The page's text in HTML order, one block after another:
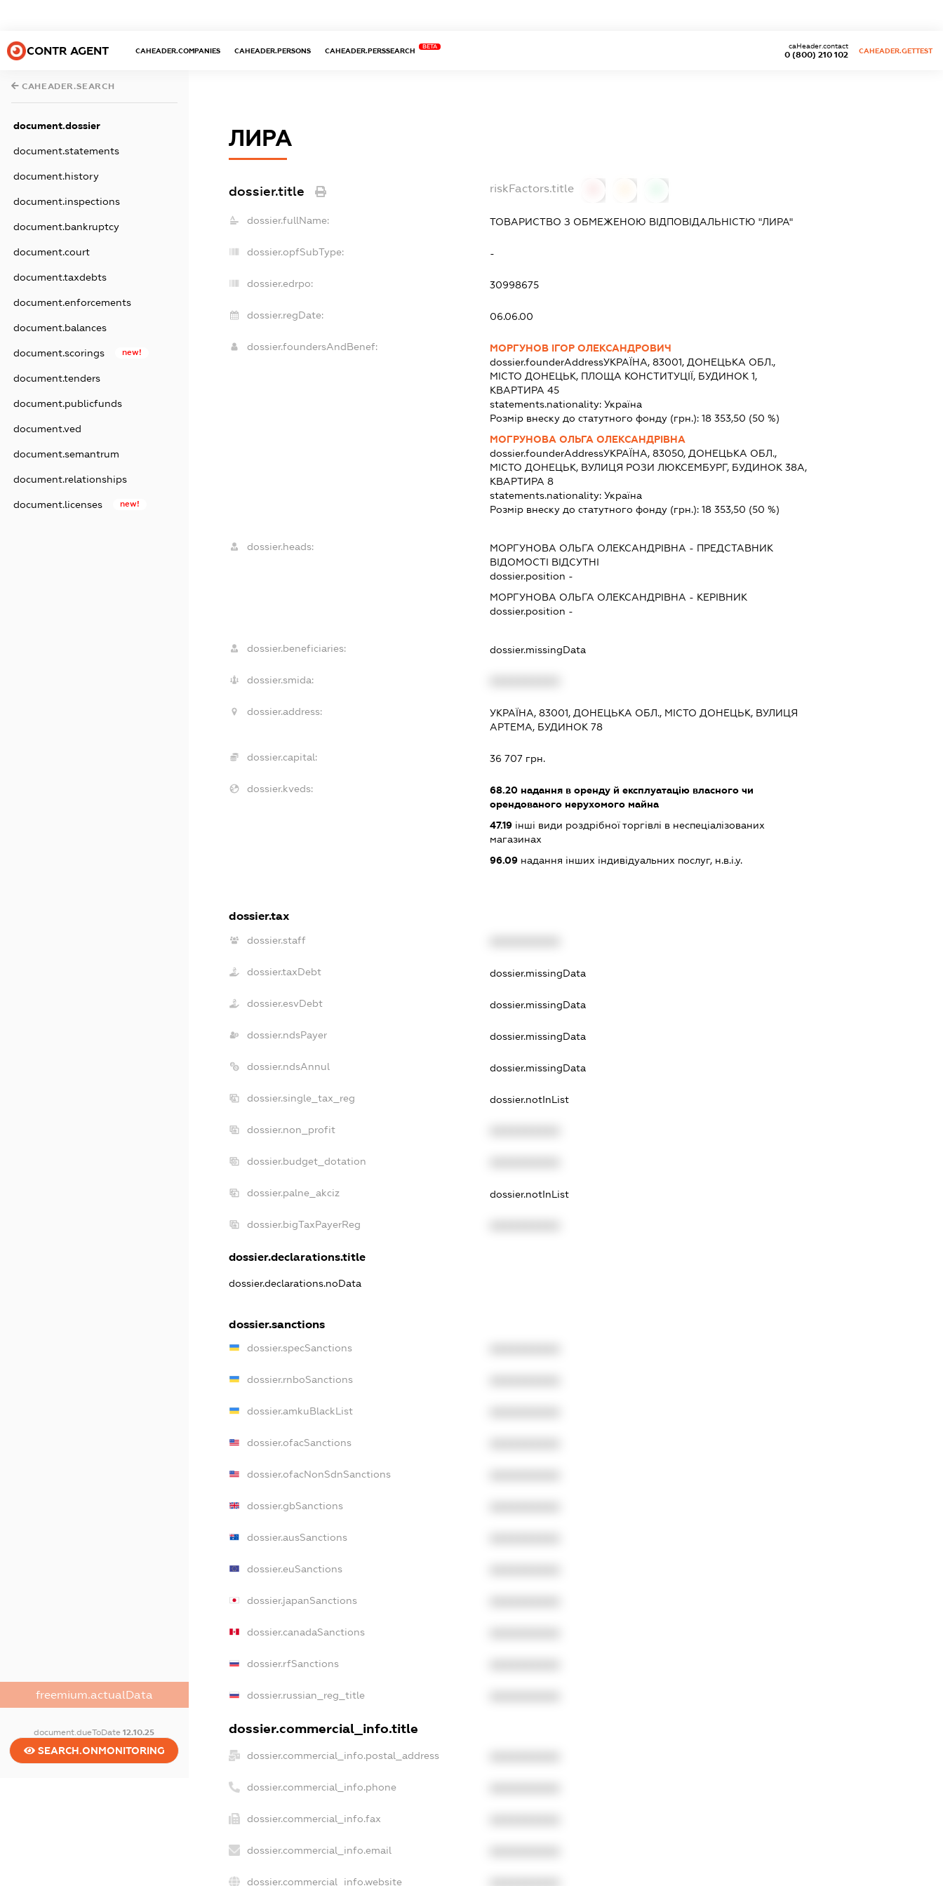
CONTR AGENT CAHEADER.COMPANIES CAHEADER.PERSONS CAHEADER.PERSSEARCH
BETA
0 (800) 210 102
caHeader.contact
CAHEADER.GETTEST
CAHEADER.SEARCH
document.dossier
document.statements
document.history
document.inspections
document.bankruptcy
document.court
document.taxdebts
document.enforcements
document.balances
document.scorings new!
document.tenders
document.publicfunds
document.ved
document.semantrum
document.relationships
document.licenses new!
freemium.actualData
document.dueToDate12.10.25
SEARCH.ONMONITORING
ЛИРА
dossier.title riskFactors.title
dossier.fullName: ТОВАРИСТВО З ОБМЕЖЕНОЮ ВІДПОВІДАЛЬНІСТЮ "ЛИРА"
dossier.opfSubType: -
dossier.edrpo: 30998675
dossier.regDate: 06.06.00
dossier.foundersAndBenef:
МОРГУНОВ ІГОР ОЛЕКСАНДРОВИЧ
dossier.founderAddressУКРАЇНА, 83001, ДОНЕЦЬКА ОБЛ.,
МІСТО ДОНЕЦЬК, ПЛОЩА КОНСТИТУЦІЇ, БУДИНОК 1,
КВАРТИРА 45
statements.nationality: Україна
Розмір внеску до статутного фонду (грн.): 18 353,50 (50 %)
МОГРУНОВА ОЛЬГА ОЛЕКСАНДРІВНА
dossier.founderAddressУКРАЇНА, 83050, ДОНЕЦЬКА ОБЛ.,
МІСТО ДОНЕЦЬК, ВУЛИЦЯ РОЗИ ЛЮКСЕМБУРГ, БУДИНОК 38А,
КВАРТИРА 8
statements.nationality: Україна
Розмір внеску до статутного фонду (грн.): 18 353,50 (50 %)
dossier.heads: МОРГУНОВА ОЛЬГА ОЛЕКСАНДРІВНА - ПРЕДСТАВНИК
ВІДОМОСТІ ВІДСУТНІ
dossier.position -
МОРГУНОВА ОЛЬГА ОЛЕКСАНДРІВНА - КЕРІВНИК
dossier.position -
dossier.beneficiaries: dossier.missingData
dossier.smida:
dossier.address:
УКРАЇНА, 83001, ДОНЕЦЬКА ОБЛ., МІСТО ДОНЕЦЬК, ВУЛИЦЯ
АРТЕМА, БУДИНОК 78
dossier.capital: 36 707 грн.
dossier.kveds: 68.20надання в оренду й експлуатацію власного чи
орендованого нерухомого майна
47.19інші види роздрібної торгівлі в неспеціалізованих
магазинах
96.09надання інших індивідуальних послуг, н.в.і.у.
dossier.tax
dossier.staff
dossier.taxDebt dossier.missingData
dossier.esvDebt dossier.missingData
dossier.ndsPayer dossier.missingData
dossier.ndsAnnul dossier.missingData
dossier.single_tax_reg dossier.notInList
dossier.non_profit
dossier.budget_dotation
dossier.palne_akciz dossier.notInList
dossier.bigTaxPayerReg
dossier.declarations.title
dossier.declarations.noData
dossier.sanctions
dossier.specSanctions
dossier.rnboSanctions
dossier.amkuBlackList
dossier.ofacSanctions
dossier.ofacNonSdnSanctions
dossier.gbSanctions
dossier.ausSanctions
dossier.euSanctions
dossier.japanSanctions
dossier.canadaSanctions
dossier.rfSanctions
dossier.russian_reg_title
dossier.commercial_info.title
dossier.commercial_info.postal_address
dossier.commercial_info.phone
dossier.commercial_info.fax
dossier.commercial_info.email
dossier.commercial_info.website